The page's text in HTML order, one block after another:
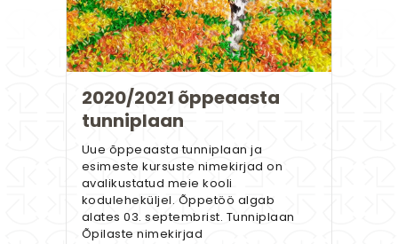
2020/2021 õppeaasta
tunniplaan
Uue õppeaasta tunniplaan ja
esimeste kursuste nimekirjad on
avalikustatud meie kooli
koduleheküljel. Õppetöö algab
alates 03. septembrist. Tunniplaan
Õpilaste nimekirjad